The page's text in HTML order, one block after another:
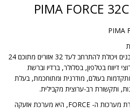
המערכת כוללת 8 אזורים מובנים ויכולת להתרחב לעד 32 אזורים מתוכם 24
דיווח בטלפון, בסלולר, ברדיו וברשת
בעולם, מודרנית ומתוחכמת, בעלת
ותקשורת רב-ערוצית מקבילית.
FORCE 32C, השייכת לסדרת מערכות ה- FORCE, היא מערכת אזעקה